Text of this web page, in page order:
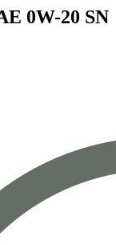
0W-20 SN